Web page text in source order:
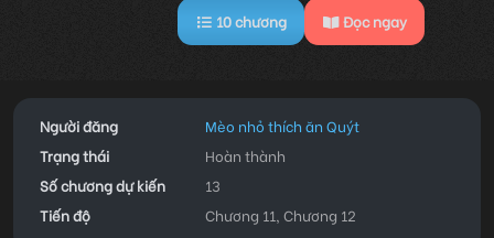
10chương Đọc ngay
Người đăng
Mèo nhỏ thích ăn Quýt
Trạng thái
Hoàn thành
Số chương dự kiến
13
Tiến độ
Chương 11, Chương 12